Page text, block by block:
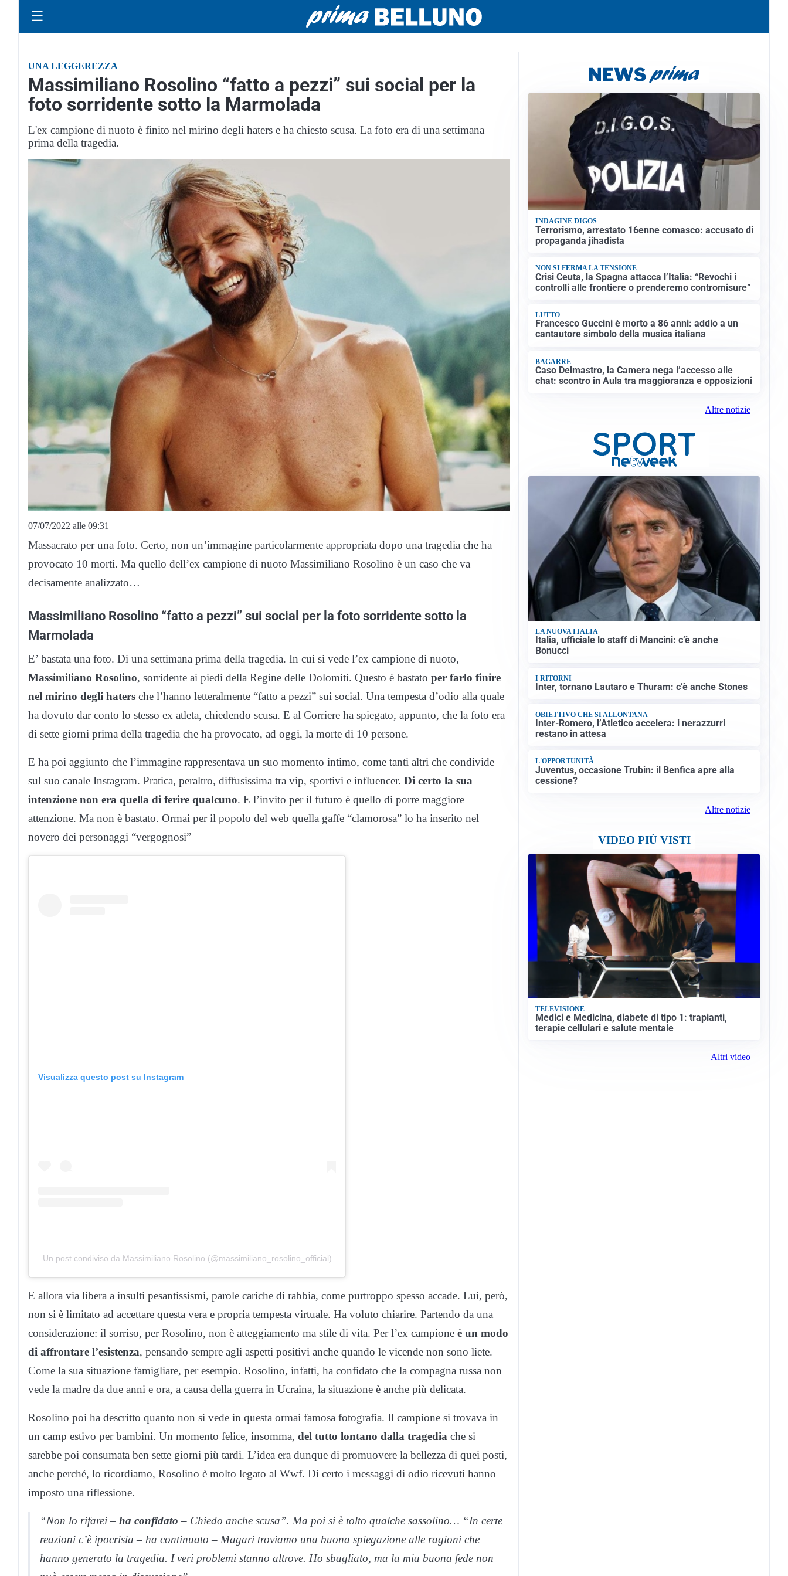
☰
UNA LEGGEREZZA
Massimiliano Rosolino “fatto a pezzi” sui social per la
foto sorridente sotto la Marmolada
L'ex campione di nuoto è finito nel mirino degli haters e ha chiesto scusa. La foto era di una settimana
prima della tragedia.
07/07/2022 alle 09:31
Massacrato per una foto. Certo, non un’immagine particolarmente appropriata dopo una tragedia che ha
provocato 10 morti. Ma quello dell’ex campione di nuoto Massimiliano Rosolino è un caso che va
decisamente analizzato…
Massimiliano Rosolino “fatto a pezzi” sui social per la foto sorridente sotto la
Marmolada
E’ bastata una foto. Di una settimana prima della tragedia. In cui si vede l’ex campione di nuoto,
Massimiliano Rosolino, sorridente ai piedi della Regine delle Dolomiti. Questo è bastato per farlo finire
nel mirino degli haters che l’hanno letteralmente “fatto a pezzi” sui social. Una tempesta d’odio alla quale
ha dovuto dar conto lo stesso ex atleta, chiedendo scusa. E al Corriere ha spiegato, appunto, che la foto era
di sette giorni prima della tragedia che ha provocato, ad oggi, la morte di 10 persone.
E ha poi aggiunto che l’immagine rappresentava un suo momento intimo, come tanti altri che condivide
sul suo canale Instagram. Pratica, peraltro, diffusissima tra vip, sportivi e influencer. Di certo la sua
intenzione non era quella di ferire qualcuno. E l’invito per il futuro è quello di porre maggiore
attenzione. Ma non è bastato. Ormai per il popolo del web quella gaffe “clamorosa” lo ha inserito nel
novero dei personaggi “vergognosi”
Visualizza questo post su Instagram
Un post condiviso da Massimiliano Rosolino (@massimiliano_rosolino_official)
E allora via libera a insulti pesantissismi, parole cariche di rabbia, come purtroppo spesso accade. Lui, però,
non si è limitato ad accettare questa vera e propria tempesta virtuale. Ha voluto chiarire. Partendo da una
considerazione: il sorriso, per Rosolino, non è atteggiamento ma stile di vita. Per l’ex campione è un modo
di affrontare l’esistenza, pensando sempre agli aspetti positivi anche quando le vicende non sono liete.
Come la sua situazione famigliare, per esempio. Rosolino, infatti, ha confidato che la compagna russa non
vede la madre da due anni e ora, a causa della guerra in Ucraina, la situazione è anche più delicata.
Rosolino poi ha descritto quanto non si vede in questa ormai famosa fotografia. Il campione si trovava in
un camp estivo per bambini. Un momento felice, insomma, del tutto lontano dalla tragedia che si
sarebbe poi consumata ben sette giorni più tardi. L’idea era dunque di promuovere la bellezza di quei posti,
anche perché, lo ricordiamo, Rosolino è molto legato al Wwf. Di certo i messaggi di odio ricevuti hanno
imposto una riflessione.
“Non lo rifarei – ha confidato – Chiedo anche scusa”. Ma poi si è tolto qualche sassolino… “In certe
reazioni c’è ipocrisia – ha continuato – Magari troviamo una buona spiegazione alle ragioni che
hanno generato la tragedia. I veri problemi stanno altrove. Ho sbagliato, ma la mia buona fede non
INDAGINE DIGOS
Terrorismo, arrestato 16enne comasco: accusato di
propaganda jihadista
NON SI FERMA LA TENSIONE
Crisi Ceuta, la Spagna attacca l’Italia: “Revochi i
controlli alle frontiere o prenderemo contromisure”
LUTTO
Francesco Guccini è morto a 86 anni: addio a un
cantautore simbolo della musica italiana
BAGARRE
Caso Delmastro, la Camera nega l’accesso alle
chat: scontro in Aula tra maggioranza e opposizioni
Altre notizie
LA NUOVA ITALIA
Italia, ufficiale lo staff di Mancini: c’è anche
Bonucci
I RITORNI
Inter, tornano Lautaro e Thuram: c’è anche Stones
OBIETTIVO CHE SI ALLONTANA
Inter-Romero, l’Atletico accelera: i nerazzurri
restano in attesa
L'OPPORTUNITÀ
Juventus, occasione Trubin: il Benfica apre alla
cessione?
Altre notizie
VIDEO PIÙ VISTI
TELEVISIONE
Medici e Medicina, diabete di tipo 1: trapianti,
terapie cellulari e salute mentale
Altri video